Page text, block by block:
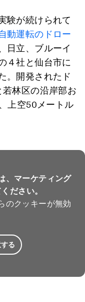
験が続けられて
動運転のドロー
日立、ブルーイ
４社と仙台市に
。開発されたド
林区の沿岸部お
上空50メートル
、マーケティング
ださい。
のクッキーが無効
る